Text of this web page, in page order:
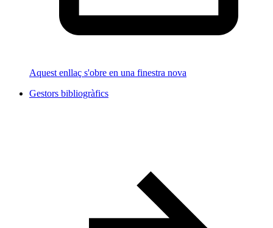
Aquest enllaç s'obre en una finestra nova
Gestors bibliogràfics